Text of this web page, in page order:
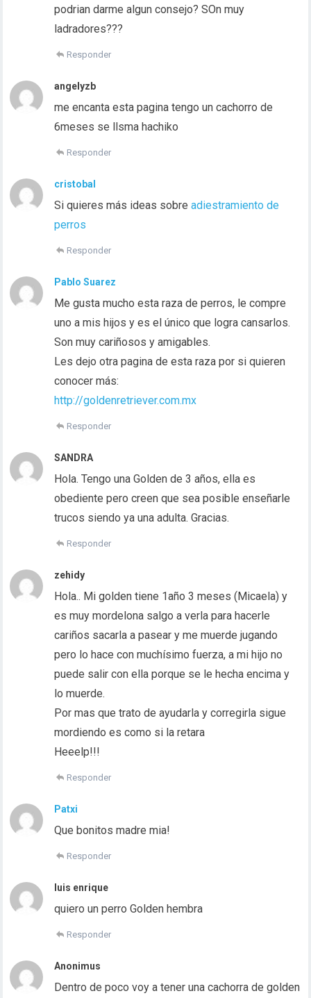
podrian darme algun consejo? SOn muy
ladradores???
Responder
angelyzb
me encanta esta pagina tengo un cachorro de
6meses se llsma hachiko
Responder
cristobal
Si quieres más ideas sobreadiestramiento de
perros
Responder
Pablo Suarez
Me gusta mucho esta raza de perros, le compre
uno a mis hijos y es el único que logra cansarlos.
Son muy cariñosos y amigables.
Les dejo otra pagina de esta raza por si quieren
conocer más:
http://goldenretriever.com.mx
Responder
SANDRA
Hola. Tengo una Golden de 3 años, ella es
obediente pero creen que sea posible enseñarle
trucos siendo ya una adulta. Gracias.
Responder
zehidy
Hola.. Mi golden tiene 1año 3 meses (Micaela) y
es muy mordelona salgo a verla para hacerle
cariños sacarla a pasear y me muerde jugando
pero lo hace con muchísimo fuerza, a mi hijo no
puede salir con ella porque se le hecha encima y
lo muerde.
Por mas que trato de ayudarla y corregirla sigue
mordiendo es como si la retara
Heeelp!!!
Responder
Patxi
Que bonitos madre mia!
Responder
luis enrique
quiero un perro Golden hembra
Responder
Anonimus
Dentro de poco voy a tener una cachorra de golden